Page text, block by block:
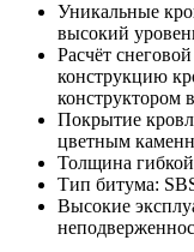
Уникальные
высокий
Расчёт
конструкцию
конструктором
Покрытие
цветным
Толщина
Тип битума:
Высокие